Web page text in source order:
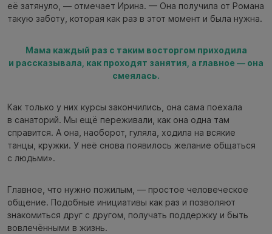
её затянуло, — отмечает Ирина. — Она получила от Романа
такую заботу, которая как раз в этот момент и была нужна.
Мама каждый раз с таким восторгом приходила
и рассказывала, как проходят занятия, а главное — она
смеялась.
Как только у них курсы закончились, она сама поехала
в санаторий. Мы ещё переживали, как она одна там
справится. А она, наоборот, гуляла, ходила на всякие
танцы, кружки. У неё снова появилось желание общаться
с людьми».
Главное, что нужно пожилым, — простое человеческое
общение. Подобные инициативы как раз и позволяют
знакомиться друг с другом, получать поддержку и быть
вовлечёнными в жизнь.